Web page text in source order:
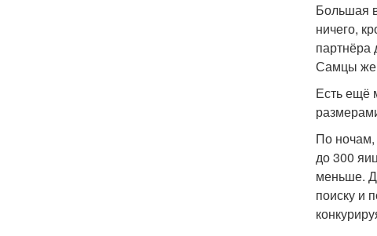
Большая
ничего,
партнёра
Самцы же
Есть ещё
По ночам,
до 300
меньше.
поиску и